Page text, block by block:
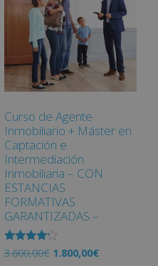
Curso de Agente
Inmobiliario + Máster en
Captación e
Intermediación
Inmobiliaria – CON
ESTANCIAS
FORMATIVAS
GARANTIZADAS –
Valorado
con
3.600,00€ 1.800,00€